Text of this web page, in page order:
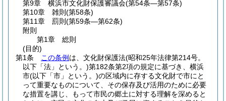
第9章
横浜市文化財保護審議会(第54条―第57条)
第10章
雑則 (第58条)
第11章
罰則 (第59条―第62条)
附則
第1章
総則
(目的)
第1条
この条例 は、文化財保護法(昭和25年法律第214号。
以下「法」という。)第182条第2項の規定に基づき、横浜
市(以下「市」という。)の区域内に存する文化財で市にと
って重要なものについて、その保存及び活用のために必要
な措置を講じ、もって市民の郷土に対する理解を深めると